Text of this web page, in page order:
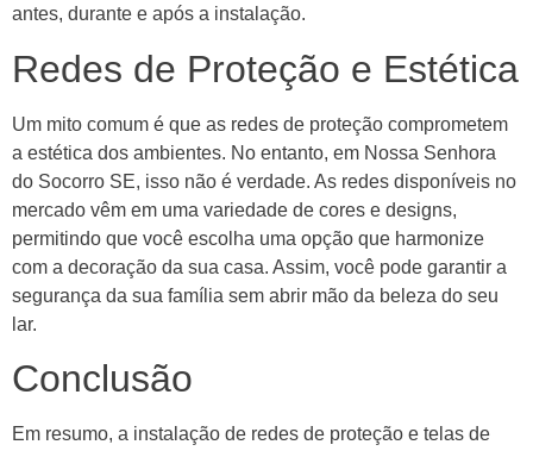
antes, durante e após a instalação.
Redes de Proteção e Estética
Um mito comum é que as redes de proteção comprometem
a estética dos ambientes. No entanto, em Nossa Senhora
do Socorro SE, isso não é verdade. As redes disponíveis no
mercado vêm em uma variedade de cores e designs,
permitindo que você escolha uma opção que harmonize
com a decoração da sua casa. Assim, você pode garantir a
segurança da sua família sem abrir mão da beleza do seu
lar.
Conclusão
Em resumo, a instalação de redes de proteção e telas de